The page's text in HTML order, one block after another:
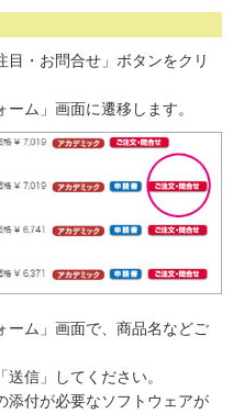
目・お問合せ」ボタンをクリ
ーム」画面に遷移します。
ーム」画面で、商品名などご
信」してください。
添付が必要なソフトウェアが